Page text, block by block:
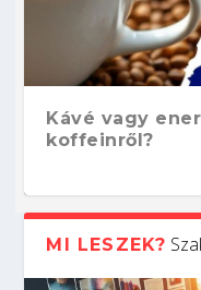
Kávé vagy
koffeinről?
MI LESZEK?